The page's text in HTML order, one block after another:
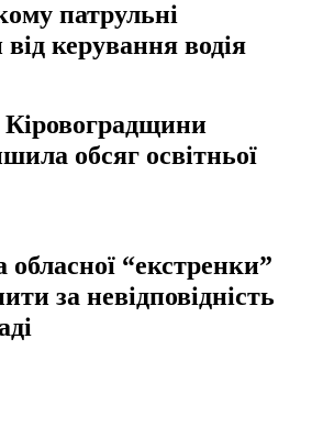
патрульні
керування водія
обсяг освітньої
обласної “екстренки”
за невідповідність